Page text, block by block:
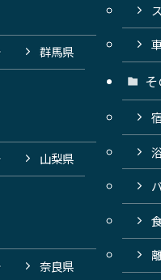
群馬県
山梨県
奈良県